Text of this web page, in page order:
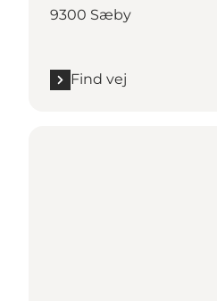
9300 Sæby
Find vej